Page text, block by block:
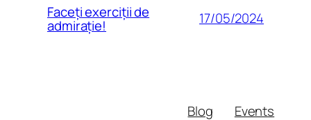
Faceți exerciții de
admirație! 17/05/2024
Blog
Events